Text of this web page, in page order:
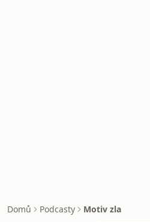
Domů Podcasty Motiv zla